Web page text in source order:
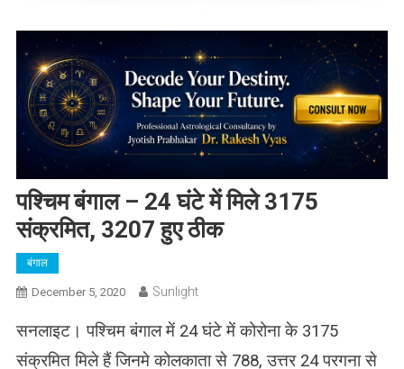
पश्चिम बंगाल – 24 घंटे में मिले 3175
संक्रमित, 3207 हुए ठीक
बंगाल
December 5, 2020 Sunlight
सनलाइट। पश्चिम बंगाल में 24 घंटे में कोरोना के 3175
संक्रमित मिले हैं जिनमे कोलकाता से 788, उत्तर 24 परगना से